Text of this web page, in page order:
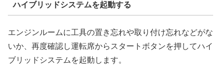
ハイブリッドシステムを起動する
エンジンルームに工具の置き忘れや取り付け忘れなどがな
いか、再度確認し運転席からスタートボタンを押してハイ
ブリッドシステムを起動します。